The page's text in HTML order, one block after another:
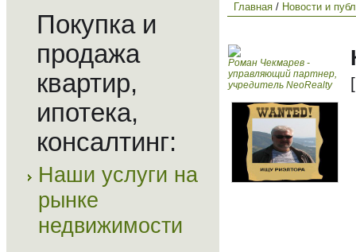
Покупка и
продажа
квартир,
ипотека,
консалтинг:
Наши услуги на
рынке
недвижимости
Главная / Новости и
Роман Чекмарев -
управляющий партнер,
учредитель NeoRealty